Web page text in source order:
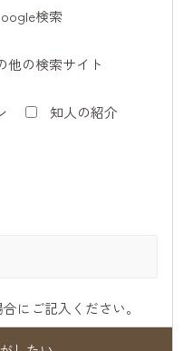
検索
他の検索サイト
知人の紹介
にご記入ください。